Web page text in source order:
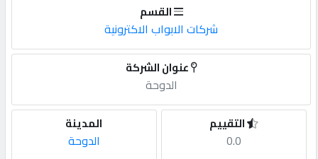
أضف
مطلوب
القسم
شركات الابواب الاكترونية
عنوان الشركة
الدوحة
المدينة
الدوحة
التقييم
0.0